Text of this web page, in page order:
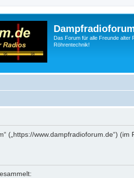
Das Forum für alle Freunde alter
Röhrentechnik!
(„https://www.dampfradioforum.de“)